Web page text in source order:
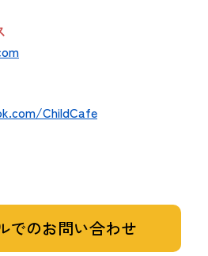
会員登録
ChildCafe
でのお問い合わせ